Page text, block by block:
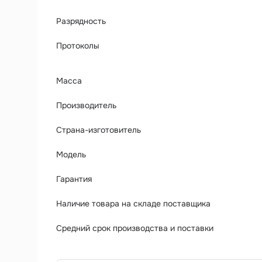
Разрядность
Протоколы
Масса
Производитель
Страна-изготовитель
Модель
Гарантия
Наличие товара на складе поставщика
Средний срок производства и поставки